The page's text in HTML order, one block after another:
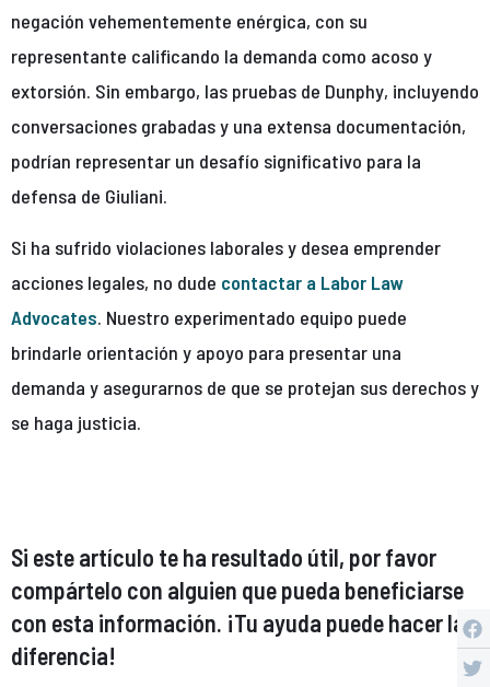
negación vehementemente enérgica, con su
representante calificando la demanda como acoso y
extorsión. Sin embargo, las pruebas de Dunphy, incluyendo
conversaciones grabadas y una extensa documentación,
podrían representar un desafío significativo para la
defensa de Giuliani.
Si ha sufrido violaciones laborales y desea emprender
acciones legales, no dude contactar a Labor Law
Advocates. Nuestro experimentado equipo puede
brindarle orientación y apoyo para presentar una
demanda y asegurarnos de que se protejan sus derechos y
se haga justicia.
Si este artículo te ha resultado útil, por favor
compártelo con alguien que pueda beneficiarse
con esta información. ¡Tu ayuda puede hacer la
diferencia!